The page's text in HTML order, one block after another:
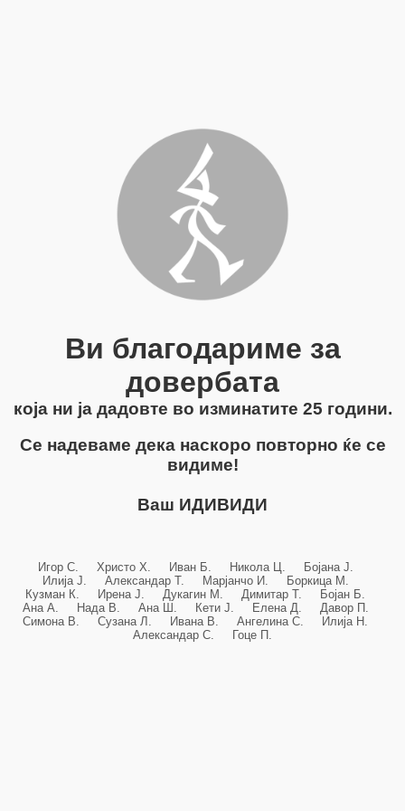
Ви благодариме за
довербата
која ни ја дадовте во изминатите 25 години.
Се надеваме дека наскоро повторно ќе се
видиме!
Ваш ИДИВИДИ
Игор С. Христо Х. Иван Б. Никола Ц. Бојана Ј.
Илија Ј. Александар Т. Марјанчо И. Боркица М.
Кузман К. Ирена Ј. Дукагин М. Димитар Т. Бојан Б.
Ана А. Нада В. Ана Ш. Кети Ј. Елена Д. Давор П.
Симона В. Сузана Л. Ивана В. Ангелина С. Илија Н.
Александар С. Гоце П.